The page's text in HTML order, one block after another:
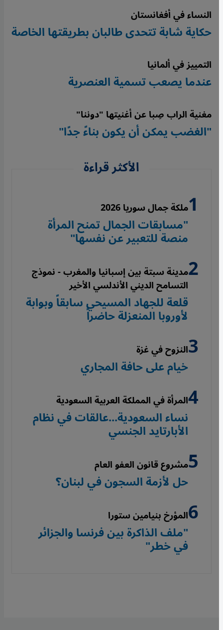
النساء في أفغانستان
حكاية شابة تتحدى طالبان بطريقتها الخاصة
التمييز في ألمانيا
عندما يصعب تسمية العنصرية
مغنية الراب صِبا عن أغنيتها "دوننا"
"الغضب يمكن أن يكون بناءً جدًا"
الأكثر قراءة
ملكة جمال سوريا 2026
"مسابقات الجمال تمنح المرأة
منصة للتعبير عن نفسها"
مدينة سبتة بين إسبانيا والمغرب - نموذج
التسامح الديني الأندلسي الأخير
قلعة للجهاد المسيحي سابقاً وبوابة
لأوروبا المنعزلة حاضراً
النزوح في غزة
خيام على حافة المجاري
المرأة في المملكة العربية السعودية
نساء السعودية...عالقات في نظام
الأبارتايد الجنسي
مشروع قانون العفو العام
حل لأزمة السجون في لبنان؟
المؤرخ بنيامين ستورا
"ملف الذاكرة بين فرنسا والجزائر
في خطر"